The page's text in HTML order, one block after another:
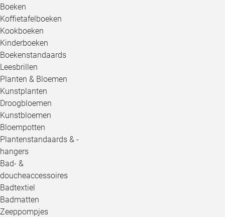
Boeken
Koffietafelboeken
Kookboeken
Kinderboeken
Boekenstandaards
Leesbrillen
Planten & Bloemen
Kunstplanten
Droogbloemen
Kunstbloemen
Bloempotten
Plantenstandaards & -
hangers
Bad- &
doucheaccessoires
Badtextiel
Badmatten
Zeeppompjes